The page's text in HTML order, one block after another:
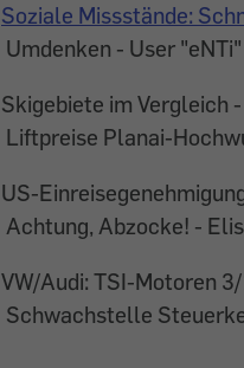
Soziale Missstände:
Umdenken - User "eNTi"
Skigebiete im Vergleich
Liftpreise Planai-
US-
Achtung, Abzocke! -
VW/Audi: TSI-Motoren
Schwachstelle